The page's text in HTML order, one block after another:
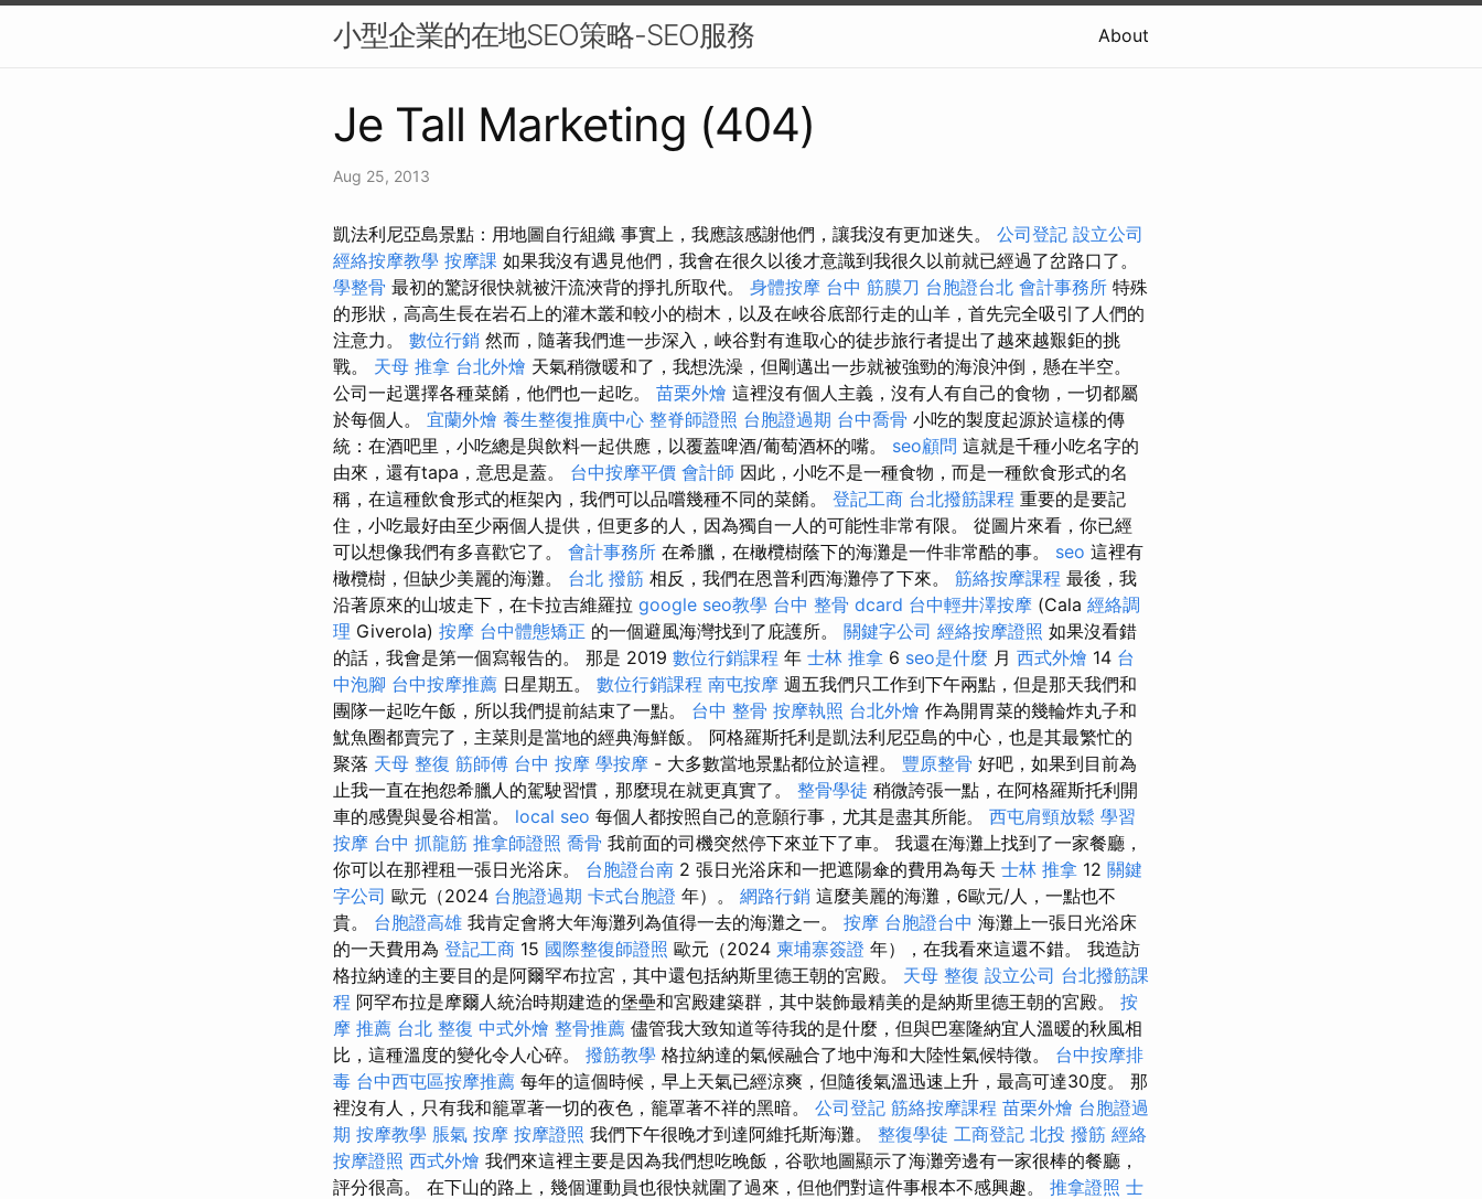
小型企業的在地SEO策略-SEO服務 About
Je Tall Marketing (404)
Aug 25, 2013
凱法利尼亞島景點：用地圖自行組織 事實上，我應該感謝他們，讓我沒有更加迷失。 公司登記 設立公司
經絡按摩教學 按摩課 如果我沒有遇見他們，我會在很久以後才意識到我很久以前就已經過了岔路口了。
學整骨 最初的驚訝很快就被汗流浹背的掙扎所取代。 身體按摩 台中 筋膜刀 台胞證台北 會計事務所 特殊
的形狀，高高生長在岩石上的灌木叢和較小的樹木，以及在峽谷底部行走的山羊，首先完全吸引了人們的
注意力。 數位行銷 然而，隨著我們進一步深入，峽谷對有進取心的徒步旅行者提出了越來越艱鉅的挑
戰。 天母 推拿 台北外燴 天氣稍微暖和了，我想洗澡，但剛邁出一步就被強勁的海浪沖倒，懸在半空。
公司一起選擇各種菜餚，他們也一起吃。 苗栗外燴 這裡沒有個人主義，沒有人有自己的食物，一切都屬
於每個人。 宜蘭外燴 養生整復推廣中心 整脊師證照 台胞證過期 台中喬骨 小吃的製度起源於這樣的傳
統：在酒吧里，小吃總是與飲料一起供應，以覆蓋啤酒/葡萄酒杯的嘴。 seo顧問 這就是千種小吃名字的
由來，還有tapa，意思是蓋。 台中按摩平價 會計師 因此，小吃不是一種食物，而是一種飲食形式的名
稱，在這種飲食形式的框架內，我們可以品嚐幾種不同的菜餚。 登記工商 台北撥筋課程 重要的是要記
住，小吃最好由至少兩個人提供，但更多的人，因為獨自一人的可能性非常有限。 從圖片來看，你已經
可以想像我們有多喜歡它了。 會計事務所 在希臘，在橄欖樹蔭下的海灘是一件非常酷的事。 seo 這裡有
橄欖樹，但缺少美麗的海灘。 台北 撥筋 相反，我們在恩普利西海灘停了下來。 筋絡按摩課程 最後，我
沿著原來的山坡走下，在卡拉吉維羅拉 google seo教學 台中 整骨 dcard 台中輕井澤按摩 (Cala 經絡調
理 Giverola) 按摩 台中體態矯正 的一個避風海灣找到了庇護所。 關鍵字公司 經絡按摩證照 如果沒看錯
的話，我會是第一個寫報告的。 那是 2019 數位行銷課程 年 士林 推拿 6 seo是什麼 月 西式外燴 14 台
中泡腳 台中按摩推薦 日星期五。 數位行銷課程 南屯按摩 週五我們只工作到下午兩點，但是那天我們和
團隊一起吃午飯，所以我們提前結束了一點。 台中 整骨 按摩執照 台北外燴 作為開胃菜的幾輪炸丸子和
魷魚圈都賣完了，主菜則是當地的經典海鮮飯。 阿格羅斯托利是凱法利尼亞島的中心，也是其最繁忙的
聚落 天母 整復 筋師傅 台中 按摩 學按摩 - 大多數當地景點都位於這裡。 豐原整骨 好吧，如果到目前為
止我一直在抱怨希臘人的駕駛習慣，那麼現在就更真實了。 整骨學徒 稍微誇張一點，在阿格羅斯托利開
車的感覺與曼谷相當。 local seo 每個人都按照自己的意願行事，尤其是盡其所能。 西屯肩頸放鬆 學習
按摩 台中 抓龍筋 推拿師證照 喬骨 我前面的司機突然停下來並下了車。 我還在海灘上找到了一家餐廳，
你可以在那裡租一張日光浴床。 台胞證台南 2 張日光浴床和一把遮陽傘的費用為每天 士林 推拿 12 關鍵
字公司 歐元（2024 台胞證過期 卡式台胞證 年）。 網路行銷 這麼美麗的海灘，6歐元/人，一點也不
貴。 台胞證高雄 我肯定會將大年海灘列為值得一去的海灘之一。 按摩 台胞證台中 海灘上一張日光浴床
的一天費用為 登記工商 15 國際整復師證照 歐元（2024 柬埔寨簽證 年），在我看來這還不錯。 我造訪
格拉納達的主要目的是阿爾罕布拉宮，其中還包括納斯里德王朝的宮殿。 天母 整復 設立公司 台北撥筋課
程 阿罕布拉是摩爾人統治時期建造的堡壘和宮殿建築群，其中裝飾最精美的是納斯里德王朝的宮殿。 按
摩 推薦 台北 整復 中式外燴 整骨推薦 儘管我大致知道等待我的是什麼，但與巴塞隆納宜人溫暖的秋風相
比，這種溫度的變化令人心碎。 撥筋教學 格拉納達的氣候融合了地中海和大陸性氣候特徵。 台中按摩排
毒 台中西屯區按摩推薦 每年的這個時候，早上天氣已經涼爽，但隨後氣溫迅速上升，最高可達30度。 那
裡沒有人，只有我和籠罩著一切的夜色，籠罩著不祥的黑暗。 公司登記 筋絡按摩課程 苗栗外燴 台胞證過
期 按摩教學 脹氣 按摩 按摩證照 我們下午很晚才到達阿維托斯海灘。 整復學徒 工商登記 北投 撥筋 經絡
按摩證照 西式外燴 我們來這裡主要是因為我們想吃晚飯，谷歌地圖顯示了海灘旁邊有一家很棒的餐廳，
評分很高。 在下山的路上，幾個運動員也很快就圍了過來，但他們對這件事根本不感興趣。 推拿證照 士